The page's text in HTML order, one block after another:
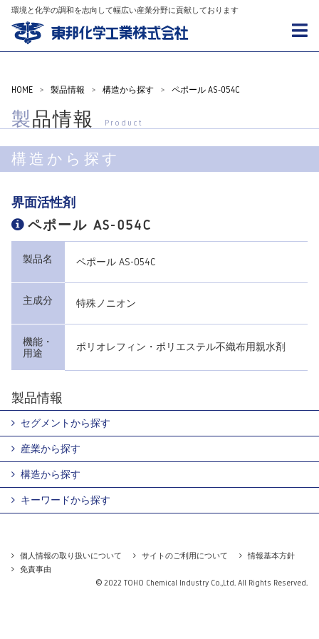
環境と化学の調和を志向して幅広い産業分野に貢献しております
HOME > 製品情報 > 構造から探す > ペポール AS-054C
製品情報 Product
構造から探す
界面活性剤
ペポール AS-054C
製品名 ペポール AS-054C
主成分 特殊ノニオン
機能・
用途
ポリオレフィン・ポリエステル不織布用親水剤
製品情報
セグメントから探す
産業から探す
構造から探す
キーワードから探す
個人情報の取り扱いについて サイトのご利用について
情報基本方針
免責事由
© 2022 TOHO Chemical Industry Co.,Ltd. All Rights Reserved.